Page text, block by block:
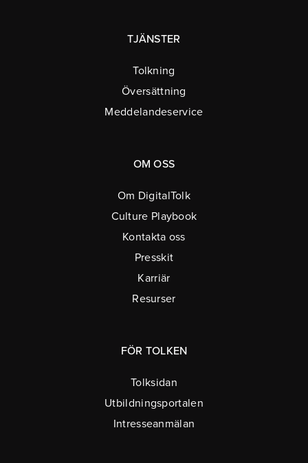
TJÄNSTER
Tolkning
Översättning
Meddelandeservice
OM OSS
Om DigitalTolk
Culture Playbook
Kontakta oss
Presskit
Karriär
Resurser
FÖR TOLKEN
Tolksidan
Utbildningsportalen
Intresseanmälan